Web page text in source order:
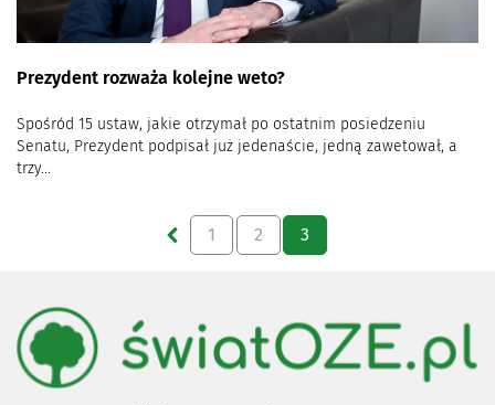
Prezydent rozważa kolejne weto?
Spośród 15 ustaw, jakie otrzymał po ostatnim posiedzeniu
Senatu, Prezydent podpisał już jedenaście, jedną zawetował, a
trzy...
1 2 3